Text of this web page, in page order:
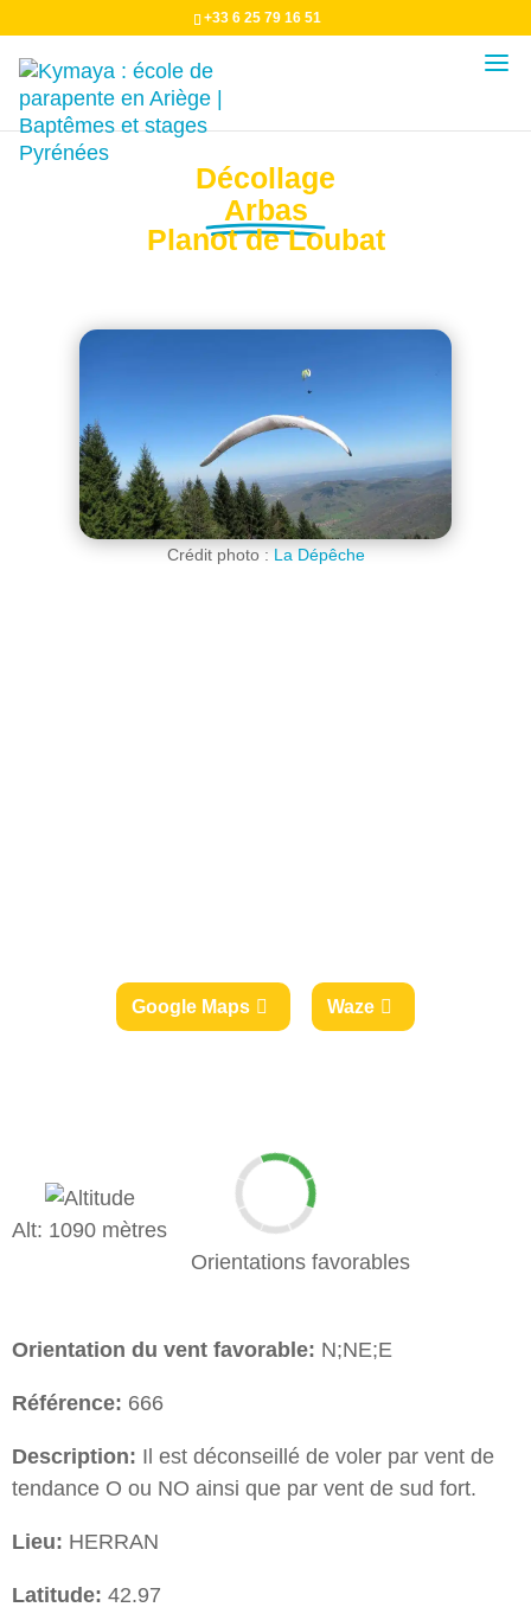
+33 6 25 79 16 51
Décollage
Arbas
Planot de Loubat
Crédit photo : La Dépêche
Google Maps Waze
Alt: 1090 mètres
Orientations favorables
Orientation du vent favorable: N;NE;E
Référence: 666
Description: Il est déconseillé de voler par vent de
tendance O ou NO ainsi que par vent de sud fort.
Lieu: HERRAN
Latitude: 42.97